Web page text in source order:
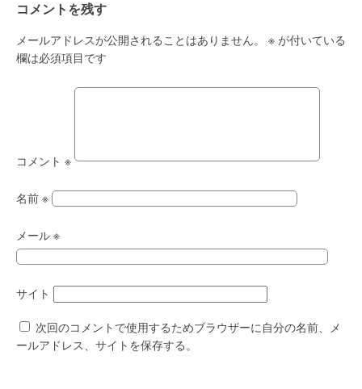
イ
ズ
コメントを残す
メールアドレスが公開されることはありません。 ※ が付いている
欄は必須項目です
コメント ※
名前 ※
メール ※
サイト
次回のコメントで使用するためブラウザーに自分の名前、メ
ールアドレス、サイトを保存する。